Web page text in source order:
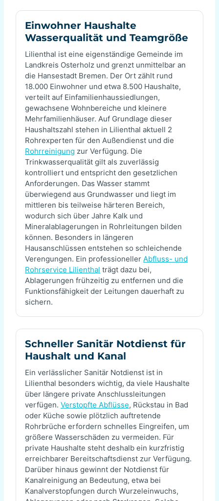
Einwohner Haushalte
Wasserqualität und Teamgröße
Lilienthal ist eine eigenständige Gemeinde im
Landkreis Osterholz und grenzt unmittelbar an
die Hansestadt Bremen. Der Ort zählt rund
18.000 Einwohner und etwa 8.500 Haushalte,
verteilt auf Einfamilienhaussiedlungen,
gewachsene Wohnbereiche und kleinere
Mehrfamilienhäuser. Auf Grundlage dieser
Haushaltszahl stehen in Lilienthal aktuell 2
Rohrexperten für den Außendienst und die
Rohrreinigung zur Verfügung. Die
Trinkwasserqualität gilt als zuverlässig
kontrolliert und entspricht den gesetzlichen
Anforderungen. Das Wasser stammt
überwiegend aus Grundwasser und liegt im
mittleren bis teilweise härteren Bereich,
wodurch sich über Jahre Kalk und
Mineralablagerungen in Rohrleitungen bilden
können. Besonders in längeren
Hausanschlüssen entstehen so schleichende
Verengungen. Ein professioneller Abfluss- und
Rohrservice Lilienthal trägt dazu bei,
Ablagerungen frühzeitig zu entfernen und die
Funktionsfähigkeit der Leitungen dauerhaft zu
sichern.
Schneller Sanitär Notdienst für
Haushalt und Kanal
Ein verlässlicher Sanitär Notdienst ist in
Lilienthal besonders wichtig, da viele Haushalte
über längere private Anschlussleitungen
verfügen. Verstopfte Abflüsse, Rückstau in Bad
oder Küche sowie plötzlich auftretende
Rohrbrüche erfordern schnelles Eingreifen, um
größere Wasserschäden zu vermeiden. Für
private Haushalte steht deshalb ein kurzfristig
erreichbarer Bereitschaftsdienst zur Verfügung.
Darüber hinaus gewinnt der Notdienst für
Kanalreinigung an Bedeutung, etwa bei
Kanalverstopfungen durch Wurzeleinwuchs,